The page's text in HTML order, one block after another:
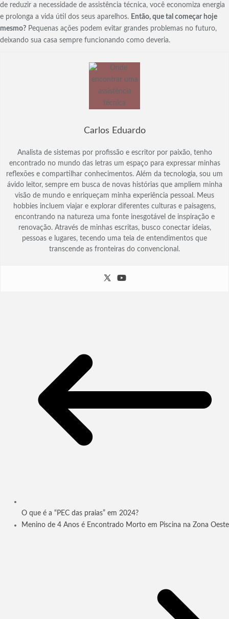
de reduzir a necessidade de assistência técnica, você economiza energia
e prolonga a vida útil dos seus aparelhos. Então, que tal começar hoje
mesmo? Pequenas ações podem evitar grandes problemas no futuro,
deixando sua casa sempre funcionando como deveria.
Carlos Eduardo
Analista de sistemas por profissão e escritor por paixão, tenho
encontrado no mundo das letras um espaço para expressar minhas
reflexões e compartilhar conhecimentos. Além da tecnologia, sou um
ávido leitor, sempre em busca de novas histórias que ampliem minha
visão de mundo e enriqueçam minha experiência pessoal. Meus
hobbies incluem viajar e explorar diferentes culturas e paisagens,
encontrando na natureza uma fonte inesgotável de inspiração e
renovação. Através de minhas escritas, busco conectar ideias,
pessoas e lugares, tecendo uma teia de entendimentos que
transcende as fronteiras do convencional.
O que é a “PEC das praias” em 2024?
Menino de 4 Anos é Encontrado Morto em Piscina na Zona Oeste